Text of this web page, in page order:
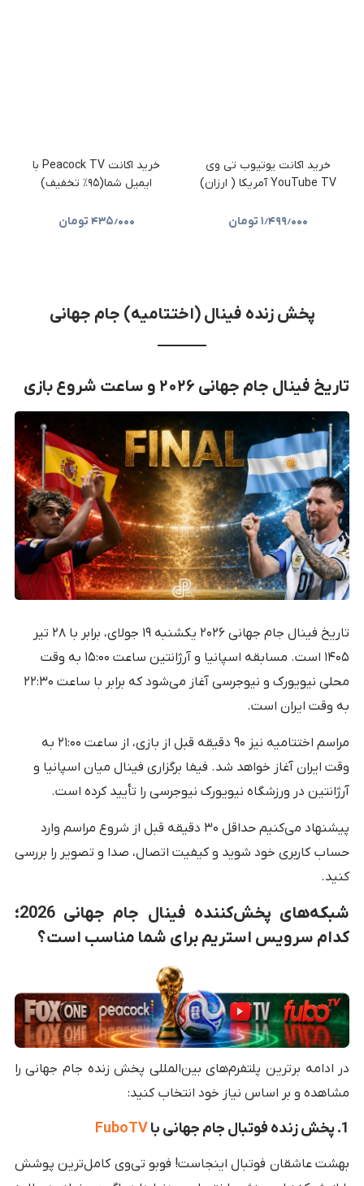
خرید اکانت یوتیوب تی وی
YouTube TV آمریکا ( ارزان)
۱٫۴۹۹٫۰۰۰ تومان
خرید اکانت Peacock TV با
ایمیل شما(۹۵٪ تخفیف)
۴۳۵٫۰۰۰ تومان
پخش زنده فینال (اختتامیه) جام جهانی
تاریخ فینال جام جهانی ۲۰۲۶ و ساعت شروع بازی
تاریخ فینال جام جهانی ۲۰۲۶ یکشنبه ۱۹ جولای، برابر با ۲۸ تیر
۱۴۰۵ است. مسابقه اسپانیا و آرژانتین ساعت ۱۵:۰۰ به وقت
محلی نیویورک و نیوجرسی آغاز می‌شود که برابر با ساعت ۲۲:۳۰
به وقت ایران است.
مراسم اختتامیه نیز ۹۰ دقیقه قبل از بازی، از ساعت ۲۱:۰۰ به
وقت ایران آغاز خواهد شد. فیفا برگزاری فینال میان اسپانیا و
آرژانتین در ورزشگاه نیویورک نیوجرسی را تأیید کرده است.
پیشنهاد می‌کنیم حداقل ۳۰ دقیقه قبل از شروع مراسم وارد
حساب کاربری خود شوید و کیفیت اتصال، صدا و تصویر را بررسی
کنید.
شبکه‌های پخش‌کننده فینال جام جهانی 2026؛
کدام سرویس استریم برای شما مناسب است؟
در ادامه برترین پلتفرم‌های بین‌المللی پخش زنده جام جهانی را
مشاهده و بر اساس نیاز خود انتخاب کنید:
1. پخش زنده فوتبال جام جهانی با FuboTV
بهشت عاشقان فوتبال اینجاست! فوبو تی‌وی کامل‌ترین پوشش